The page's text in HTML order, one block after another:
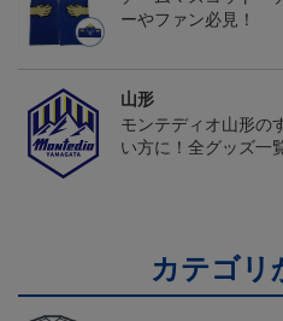
ーやファン必見！
山形
モンテディオ山形の
い方に！全グッズ一
カテゴリ